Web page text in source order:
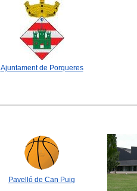
Ajuntament de Porqueres
Pavelló de Can Puig